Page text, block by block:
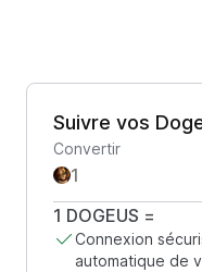
Suivre vos
Convertir
1 DOGEUS =
Connexion
automatique de